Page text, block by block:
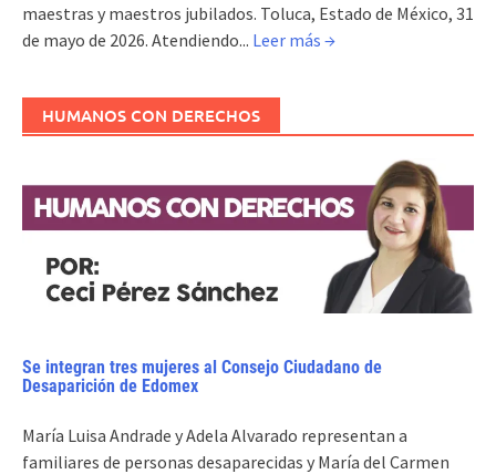
maestras y maestros jubilados. Toluca, Estado de México, 31
de mayo de 2026. Atendiendo... Leer más →
HUMANOS CON DERECHOS
Se integran tres mujeres al Consejo Ciudadano de
Desaparición de Edomex
María Luisa Andrade y Adela Alvarado representan a
familiares de personas desaparecidas y María del Carmen